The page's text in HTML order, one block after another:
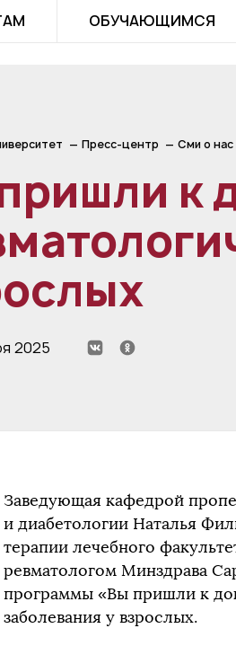
ОБУЧАЮЩИМСЯ
Пресс-центр Сми о нас
к
2025
Заведующая кафедрой
и диабетологии Наталья
терапии лечебного
ревматологом Минздрава
программы «Вы пришли к
заболевания у взрослых.